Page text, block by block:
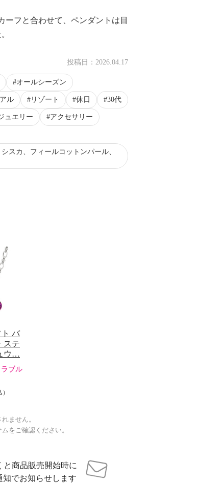
ーフと合わせて、ペンダントは目
投稿日： 2026.04.17
オールシーズン
ル リゾート 休日 30代
ュエリー アクセサリー
スカ、フィールコットンパール、
バ
ステ
ウ…
ブル
ません。
をご確認ください。
と商品販売開始時に
知でお知らせします